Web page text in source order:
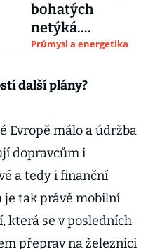
bohatých
netýká.
Poptávku po
tryskáčích čeká
Průmysl a energetika
další plány?
Evropě málo a údržba
dopravcům i
a tedy i finanční
tak právě mobilní
která se v posledních
přeprav na železnici